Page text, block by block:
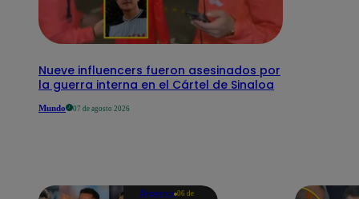
Nueve influencers fueron asesinados por
la guerra interna en el Cártel de Sinaloa
Mundo 07 de agosto 2026
Deportes 06 de